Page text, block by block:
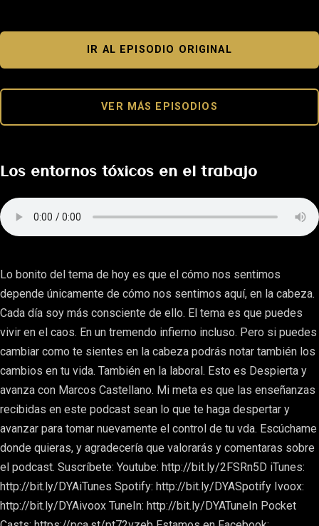
IR AL EPISODIO ORIGINAL
VER MÁS EPISODIOS
Los entornos tóxicos en el trabajo
Lo bonito del tema de hoy es que el cómo nos sentimos
depende únicamente de cómo nos sentimos aquí, en la cabeza.
Cada día soy más consciente de ello. El tema es que puedes
vivir en el caos. En un tremendo infierno incluso. Pero si puedes
cambiar como te sientes en la cabeza podrás notar también los
cambios en tu vida. También en la laboral. Esto es Despierta y
avanza con Marcos Castellano. Mi meta es que las enseñanzas
recibidas en este podcast sean lo que te haga despertar y
avanzar para tomar nuevamente el control de tu vda. Escúchame
donde quieras, y agradecería que valorarás y comentaras sobre
el podcast. Suscríbete: Youtube: http://bit.ly/2FSRn5D iTunes:
http://bit.ly/DYAiTunes Spotify: http://bit.ly/DYASpotify Ivoox:
http://bit.ly/DYAivoox TuneIn: http://bit.ly/DYATuneIn Pocket